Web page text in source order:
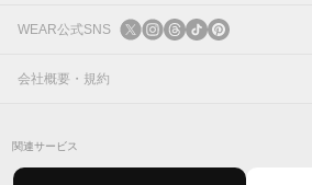
ログイン
新規会員登録
WEAR公式SNS
X
会社概要・規約
関連サービス